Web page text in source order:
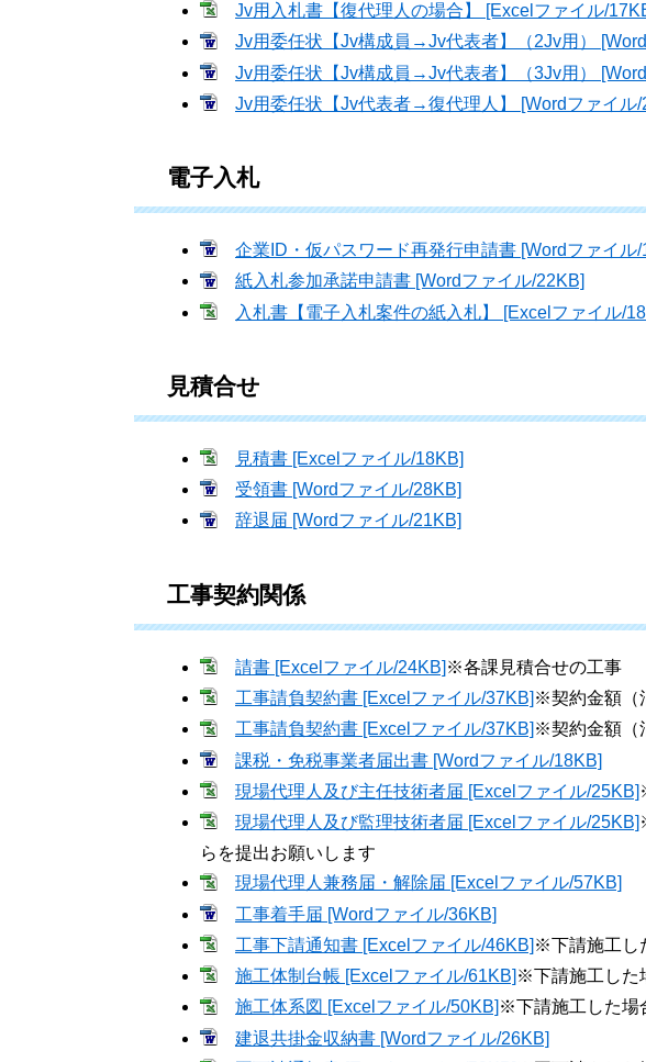
Jv用入札書【復代理人の場合】 [Excelファイル/
Jv用委任状【Jv構成員→Jv代表者】（2Jv用）
Jv用委任状【Jv構成員→Jv代表者】（3Jv用）
Jv用委任状【Jv代表者→復代理人】 [Wordファイル/
電子入札
企業ID・仮パスワード再発行申請書 [Wordファイル/
紙入札参加承諾申請書 [Wordファイル/22KB]
入札書【電子入札案件の紙入札】 [Excelファイル/
見積合せ
見積書 [Excelファイル/18KB]
受領書 [Wordファイル/28KB]
辞退届 [Wordファイル/21KB]
工事契約関係
請書 [Excelファイル/24KB] ※各課見積合せの工事
工事請負契約書 [Excelファイル/37KB] ※契約金額（
工事請負契約書 [Excelファイル/37KB] ※契約金額（
課税・免税事業者届出書 [Wordファイル/18KB]
現場代理人及び主任技術者届 [Excelファイル/25KB]
現場代理人及び監理技術者届 [Excelファイル/25KB]
らを提出お願いします
現場代理人兼務届・解除届 [Excelファイル/57KB]
工事着手届 [Wordファイル/36KB]
工事下請通知書 [Excelファイル/46KB] ※下請施工し
施工体制台帳 [Excelファイル/61KB] ※下請施工した
施工体系図 [Excelファイル/50KB] ※下請施工した場
建退共掛金収納書 [Wordファイル/26KB]